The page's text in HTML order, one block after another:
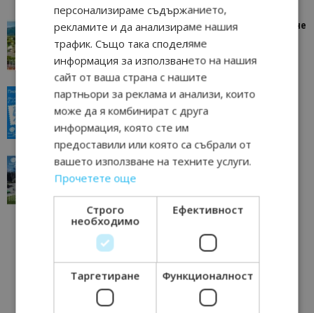
“Пощенска картичка от…”: Петрич – Изживяване
отвъд очакваното
11/07/2026 11:22
“Пощенска картичка от…”: Пловдив, градът на
всички времена
Пловдив 23/06/2026 10:00
“Пощенска картичка от…”: Перник – град на
персонализираме съдържанието,
рекламите и да анализираме нашия
трафик. Също така споделяме
информация за използването на нашия
сайт от ваша страна с нашите
партньори за реклама и анализи, които
може да я комбинират с друга
информация, която сте им
предоставили или която са събрали от
вашето използване на техните услуги.
Прочетете още
Строго
необходимо
Ефективност
Таргетиране Функционалност